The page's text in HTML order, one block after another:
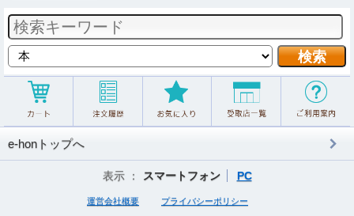
e-honトップへ
表示 ： スマートフォン PC
運営会社概要 プライバシーポリシー